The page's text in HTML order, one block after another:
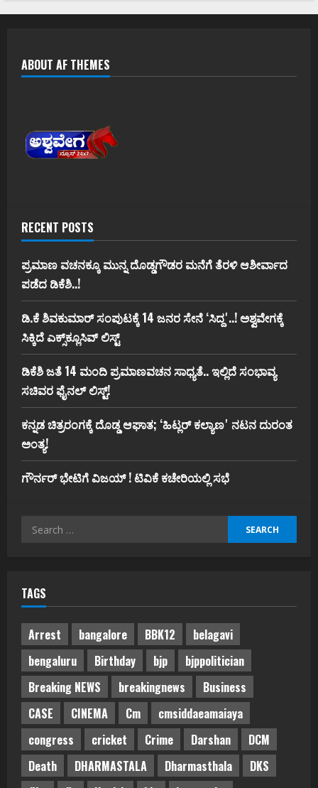
ABOUT AF THEMES
RECENT POSTS
ಪ್ರಮಾಣ ವಚನಕ್ಕೂ ಮುನ್ನ ದೊಡ್ಡಗೌಡರ ಮನೆಗೆ ತೆರಳಿ ಆಶೀರ್ವಾದ
ಪಡೆದ ಡಿಕೆಶಿ..!
ಡಿ.ಕೆ ಶಿವಕುಮಾರ್‌ ಸಂಪುಟಕ್ಕೆ 14 ಜನರ ಸೇನೆ ʻಸಿದ್ದʼ..! ಅಶ್ವವೇಗಕ್ಕೆ
ಸಿಕ್ಕಿದೆ ಎಕ್ಸ್‌ಕ್ಲೂಸಿವ್‌ ಲಿಸ್ಟ್‌
ಡಿಕೆಶಿ ಜತೆ 14 ಮಂದಿ ಪ್ರಮಾಣವಚನ ಸಾಧ್ಯತೆ.. ಇಲ್ಲಿದೆ ಸಂಭಾವ್ಯ
ಸಚಿವರ ಫೈನಲ್ ಲಿಸ್ಟ್‌!
ಕನ್ನಡ ಚಿತ್ರರಂಗಕ್ಕೆ ದೊಡ್ಡ ಆಘಾತ; ʻಹಿಟ್ಲರ್ ಕಲ್ಯಾಣʼ ನಟನ ದುರಂತ
ಅಂತ್ಯ!
ಗೌರ್ನರ್‌ ಭೇಟಿಗೆ ವಿಜಯ್‌ ! ಟಿವಿಕೆ ಕಚೇರಿಯಲ್ಲಿ ಸಭೆ
Search
TAGS
Arrest bangalore BBK12
belagavi
bengaluru
Birthday bjp
bjppolitician
Breaking NEWS
breakingnews
Business
CASE
CINEMA Cm
cmsiddaeamaiaya
congress
cricket Crime Darshan
DCM
Death
DHARMASTALA Dharmasthala
DKS